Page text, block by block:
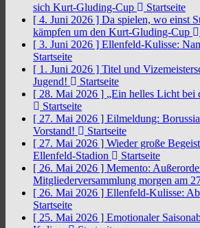
sich Kurt-Gluding-Cup
Startseite
[ 4. Juni 2026 ] Da spielen, wo einst
kämpfen um den Kurt-Gluding-Cup
[ 3. Juni 2026 ] Ellenfeld-Kulisse:
Startseite
[ 1. Juni 2026 ] Titel und
Jugend!
Startseite
[ 28. Mai 2026 ] „Ein helles Licht bei
Startseite
[ 27. Mai 2026 ] Eilmeldung:
Vorstand!
Startseite
[ 27. Mai 2026 ] Wieder große
Ellenfeld-Stadion
Startseite
[ 26. Mai 2026 ] Memento:
Mitgliederversammlung morgen am
[ 26. Mai 2026 ] Ellenfeld-Kulisse:
Startseite
[ 25. Mai 2026 ] Emotionaler